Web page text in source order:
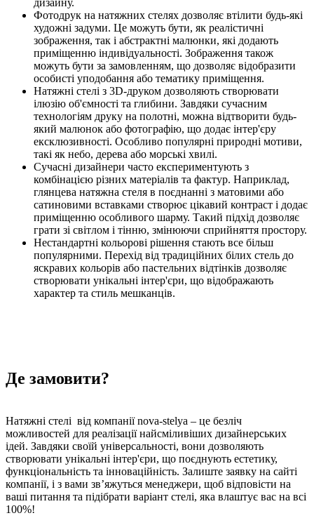
Фотодрук на натяжних стелях дозволяє втілити будь-які
художні задуми. Це можуть бути, як реалістичні
зображення, так і абстрактні малюнки, які додають
приміщенню індивідуальності. Зображення також
можуть бути за замовленням, що дозволяє відобразити
особисті уподобання або тематику приміщення.
Натяжні стелі з 3D-друком дозволяють створювати
ілюзію об'ємності та глибини. Завдяки сучасним
технологіям друку на полотні, можна відтворити будь-
який малюнок або фотографію, що додає інтер'єру
ексклюзивності. Особливо популярні природні мотиви,
такі як небо, дерева або морські хвилі.
Сучасні дизайнери часто експериментують з
комбінацією різних матеріалів та фактур. Наприклад,
глянцева натяжна стеля в поєднанні з матовими або
сатиновими вставками створює цікавий контраст і додає
приміщенню особливого шарму. Такий підхід дозволяє
грати зі світлом і тінню, змінюючи сприйняття простору.
Нестандартні кольорові рішення стають все більш
популярними. Перехід від традиційних білих стель до
яскравих кольорів або пастельних відтінків дозволяє
створювати унікальні інтер'єри, що відображають
характер та стиль мешканців.
Де замовити?
Натяжні стелі від компанії nova-stelya – це безліч
можливостей для реалізації найсміливіших дизайнерських
ідей. Завдяки своїй універсальності, вони дозволяють
створювати унікальні інтер'єри, що поєднують естетику,
функціональність та інноваційність. Залиште заявку на сайті
компанії, і з вами зв’яжуться менеджери, щоб відповісти на
ваші питання та підібрати варіант стелі, яка влаштує вас на всі
100%!